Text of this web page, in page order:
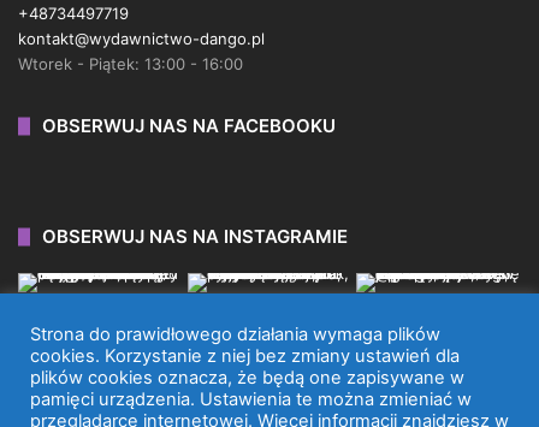
+48734497719
kontakt@wydawnictwo-dango.pl
Wtorek - Piątek: 13:00 - 16:00
OBSERWUJ NAS NA FACEBOOKU
OBSERWUJ NAS NA INSTAGRAMIE
WYDAWNICTWO DANGO 2026 © WSZYSTKIE PRAWA
ZASTRZEŻONE.
Strona do prawidłowego działania wymaga plików
cookies. Korzystanie z niej bez zmiany ustawień dla
plików cookies oznacza, że będą one zapisywane w
pamięci urządzenia. Ustawienia te można zmieniać w
przeglądarce internetowej. Więcej informacji znajdziesz w